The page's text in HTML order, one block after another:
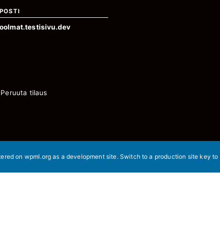
Peruuta tilaus
on wpml.org as a development site. Switch to a production site key to